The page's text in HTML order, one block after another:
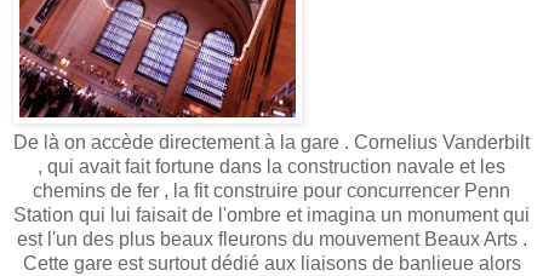
De là on accède directement à la gare . Cornelius Vanderbilt
, qui avait fait fortune dans la construction navale et les
chemins de fer , la fit construire pour concurrencer Penn
Station qui lui faisait de l'ombre et imagina un monument qui
est l'un des plus beaux fleurons du mouvement Beaux Arts .
Cette gare est surtout dédié aux liaisons de banlieue alors